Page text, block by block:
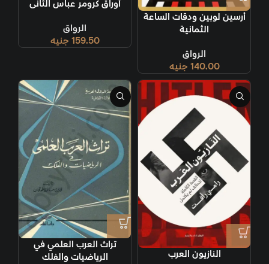
أرسين لوبين ودقات الساعة
الثمانية
الرواق
140.00 جنيه
أوراق كرومر عباس الثانى
الرواق
159.50 جنيه
النازيون العرب
تراث العرب العلمي في
الرياضيات والفلك